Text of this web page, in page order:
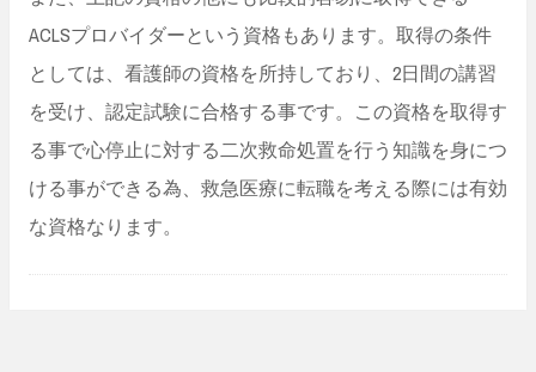
ACLSプロバイダーという資格もあります。取得の条件
としては、看護師の資格を所持しており、2日間の講習
を受け、認定試験に合格する事です。この資格を取得す
る事で心停止に対する二次救命処置を行う知識を身につ
ける事ができる為、救急医療に転職を考える際には有効
な資格なります。